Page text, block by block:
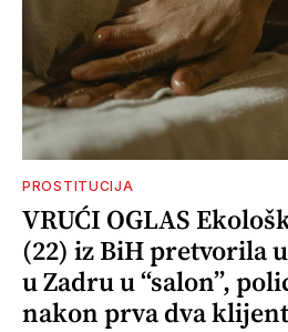
PROSTITUCIJA
VRUĆI OGLAS
(22) iz BiH pretvorila
u Zadru u “salon”,
nakon prva dva